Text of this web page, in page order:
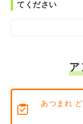
てください
あつまれ